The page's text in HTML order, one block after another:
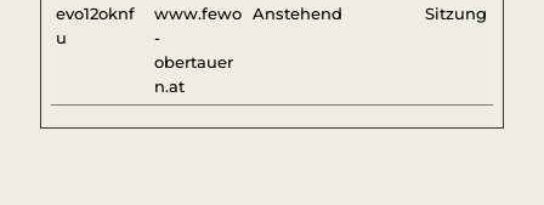
evo12oknf
u
www.fewo
-
obertauer
n.at
Anstehend Sitzung